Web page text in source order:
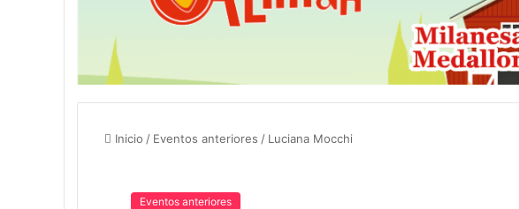
Inicio / Eventos anteriores / Luciana Mocchi
Eventos anteriores